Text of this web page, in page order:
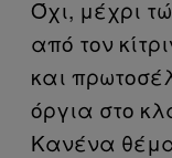
Όχι, μέχρι
από τον
και
όργια στο
Κανένα